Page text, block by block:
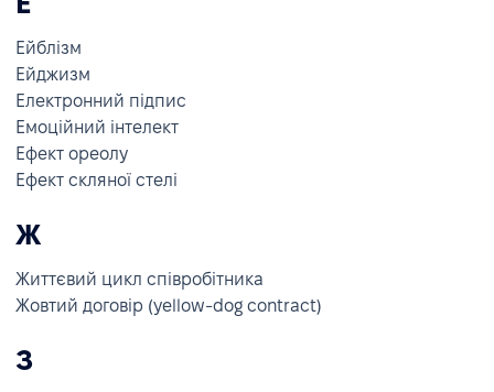
Ейблізм
Ейджизм
Електронний підпис
Емоційний інтелект
Ефект ореолу
Ефект скляної стелі
Ж
Життєвий цикл співробітника
Жовтий договір (yellow-dog contract)
З